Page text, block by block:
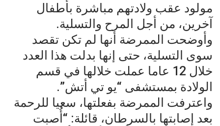
مولود عقب ولادتهم مباشرة بأطفال
آخرين، من أجل المرح والتسلية.
وأوضحت الممرضة أنها لم تكن تقصد
سوى التسلية، حتى إنها بدلت هذا العدد
خلال 12 عاما عملت خلالها في قسم
الولادة بمستشفى “يو تي أتش”.
واعترفت الممرضة بفعلتها، سعيا للرحمة
بعد إصابتها بالسرطان، قائلة: “أُصبت